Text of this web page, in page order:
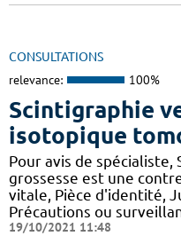
CONSULTATIONS
relevance: 100%
Scintigraphie
isotopique
Pour avis de spécialiste,
grossesse est une
vitale, Pièce d'identité,
Précautions ou
19/10/2021 11:48